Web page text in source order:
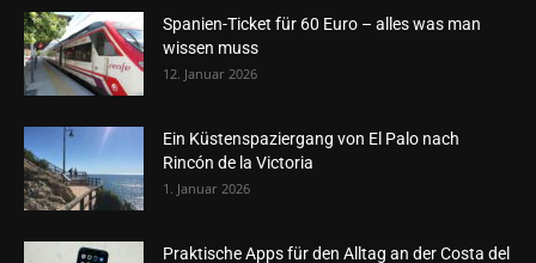
Spanien-Ticket für 60 Euro – alles was man
wissen muss
12. Januar 2026
Ein Küstenspaziergang von El Palo nach
Rincón de la Victoria
1. Januar 2026
Praktische Apps für den Alltag an der Costa del